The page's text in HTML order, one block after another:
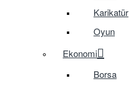
Karikatür
Oyun
Ekonomi
Borsa